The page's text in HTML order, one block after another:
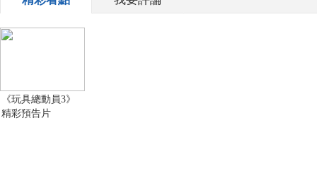
《玩具總動員3》
精彩預告片